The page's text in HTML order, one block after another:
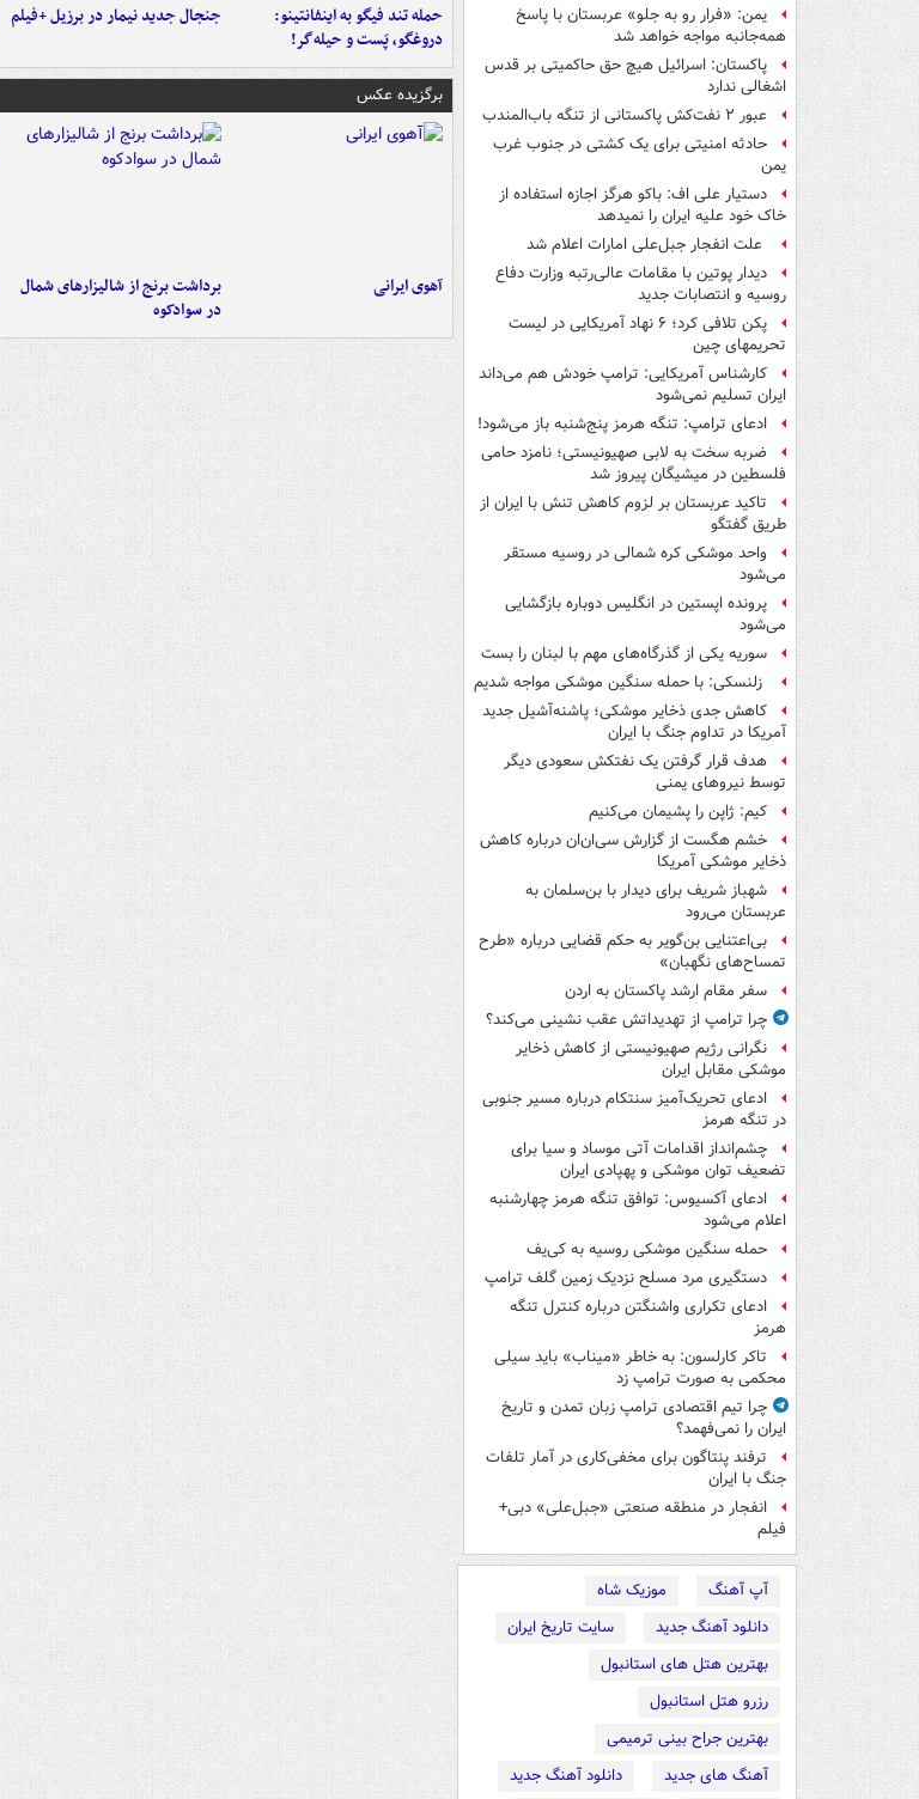
یمن: «فرار رو به جلو» عربستان با پاسخ
همه‌جانبه‌ مواجه خواهد شد
پاکستان: اسرائیل هیچ حق حاکمیتی بر قدس
اشغالی ندارد
عبور ۲ نفت‌کش پاکستانی از تنگه باب‌المندب
حادثه امنیتی برای یک کشتی در جنوب غرب
یمن
دستیار علی اف: باکو هرگز اجازه استفاده از
خاک خود علیه ایران را نمیدهد
علت انفجار جبل‌علی امارات اعلام شد
دیدار پوتین با مقامات عالی‌رتبه وزارت دفاع
روسیه و انتصابات جدید
پکن تلافی کرد؛ ۶ نهاد آمریکایی در لیست
تحریمهای چین
کارشناس آمریکایی: ترامپ خودش هم می‌داند
ایران تسلیم نمی‌شود
ادعای ترامپ: تنگه هرمز پنج‌شنبه باز می‌شود!
ضربه سخت به لابی صهیونیستی؛ نامزد حامی
فلسطین در میشیگان پیروز شد
تاکید عربستان بر لزوم کاهش تنش با ایران از
طریق گفتگو
واحد موشکی کره شمالی در روسیه مستقر
می‌شود
پرونده اپستین در انگلیس دوباره بازگشایی
می‌شود
سوریه یکی از گذرگاه‌های مهم با لبنان را بست
زلنسکی: با حمله سنگین موشکی مواجه شدیم
کاهش جدی ذخایر موشکی؛ پاشنه‌آشیل جدید
آمریکا در تداوم جنگ با ایران
هدف قرار گرفتن یک نفتکش سعودی دیگر
توسط نیروهای یمنی
کیم: ژاپن را پشیمان می‌کنیم
خشم هگست از گزارش سی‌ان‌ان درباره کاهش
ذخایر موشکی آمریکا
شهباز شریف برای دیدار با بن‌سلمان به
عربستان می‌رود
بی‌اعتنایی بن‌گویر به حکم قضایی درباره «طرح
تمساح‌های نگهبان»
سفر مقام ارشد پاکستان به اردن
چرا ترامپ از تهدیداتش عقب نشینی می‌کند؟
نگرانی رژیم صهیونیستی از کاهش ذخایر
موشکی مقابل ایران
ادعای تحریک‌آمیز سنتکام درباره مسیر جنوبی
در تنگه هرمز
چشم‌انداز اقدامات آتی موساد و سیا برای
تضعیف توان موشکی و پهپادی ایران
ادعای آکسیوس: توافق تنگه هرمز چهارشنبه
اعلام می‌شود
حمله سنگین موشکی روسیه به کی‌یف
دستگیری مرد مسلح نزدیک زمین گلف ترامپ
ادعای تکراری واشنگتن درباره کنترل تنگه
هرمز
تاکر کارلسون: به خاطر «میناب» باید سیلی
محکمی به صورت ترامپ زد
چرا تیم اقتصادی ترامپ زبان تمدن و تاریخ
ایران را نمی‌فهمد؟
ترفند پنتاگون برای مخفی‌کاری در آمار تلفات
جنگ با ایران
انفجار در منطقه صنعتی «جبل‌علی» دبی+
فیلم
آپ آهنگ
موزیک شاه
دانلود آهنگ جدید
سایت تاریخ ایران
بهترین هتل های استانبول
رزرو هتل استانبول
بهترین جراح بینی ترمیمی
آهنگ های جدید
دانلود آهنگ جدید
حمله تند فیگو به اینفانتینو:
دروغگو، پَست‌ و حیله‌گر!
جنجال جدید نیمار در برزیل +فیلم
برگزیده عکس
آهوی ایرانی
برداشت برنج از شالیزارهای شمال
در سوادکوه